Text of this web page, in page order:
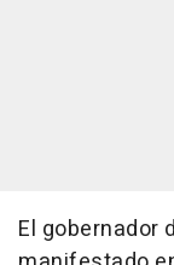
El gobernador